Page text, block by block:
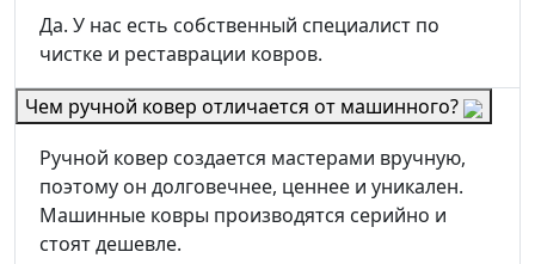
Да. У нас есть собственный специалист по
чистке и реставрации ковров.
Чем ручной ковер отличается от машинного?
Ручной ковер создается мастерами вручную,
поэтому он долговечнее, ценнее и уникален.
Машинные ковры производятся серийно и
стоят дешевле.